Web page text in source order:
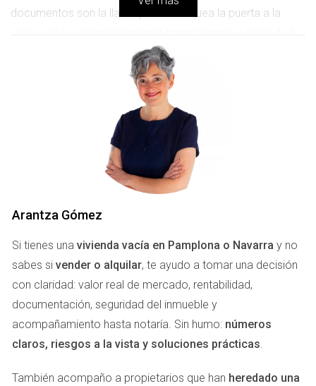
documentos son la llave que desbloquea la puerta a la
tanto para el vendedor como para el comprador. Sin la
documentación correcta, podrían surgir problemas legales
que no solo retrasarían la venta, sino que también podrían
DOCUMENTOS ESENCIALES
PARA VENDER TU PISO
A continuación, enumeramos los documentos más
piso en Pamplona:
Escritura de propiedad:Este documento prueba que
eres el propietario legítimo del inmueble y es
Certificado de eficiencia energética: A partir de la
normativa vigente, este certificado es necesario para
información sobre el consumo de energía del piso.
Arantza Gómez
Si tienes una vivienda vacía en Pamplona o Navarra y no
sabes si vender o alquilar, te ayudo a tomar una decisión
con claridad: valor real de mercado, rentabilidad,
documentación, seguridad del inmueble y
acompañamiento hasta notaría. Sin humo: números
claros, riesgos a la vista y soluciones prácticas.
También acompaño a propietarios que han heredado una